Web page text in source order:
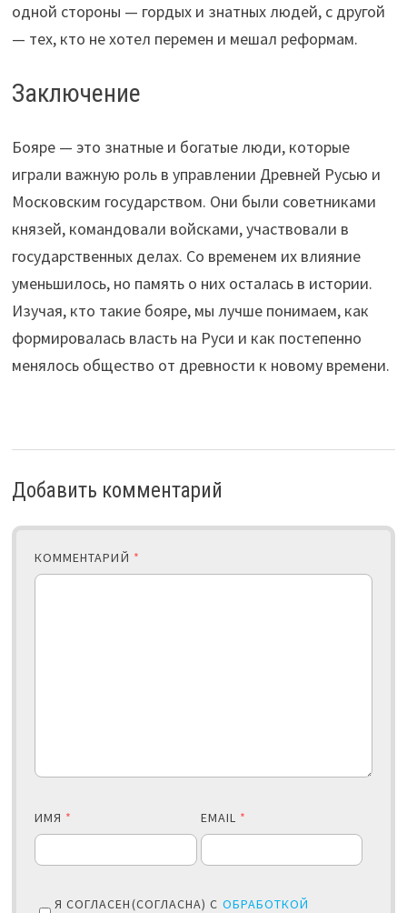
одной стороны — гордых и знатных людей, с другой
— тех, кто не хотел перемен и мешал реформам.
Заключение
Бояре — это знатные и богатые люди, которые
играли важную роль в управлении Древней Русью и
Московским государством. Они были советниками
князей, командовали войсками, участвовали в
государственных делах. Со временем их влияние
уменьшилось, но память о них осталась в истории.
Изучая, кто такие бояре, мы лучше понимаем, как
формировалась власть на Руси и как постепенно
менялось общество от древности к новому времени.
Добавить комментарий
КОММЕНТАРИЙ *
ИМЯ * EMAIL *
Я СОГЛАСЕН(СОГЛАСНА) С ОБРАБОТКОЙ